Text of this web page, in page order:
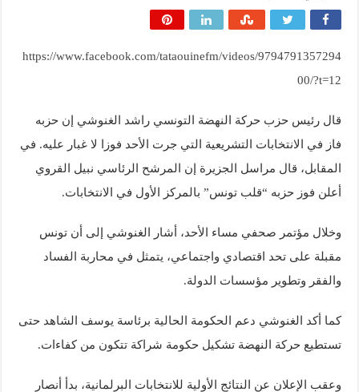
https://www.facebook.com/tataouinefm/videos/9794791357294
00/?t=12
قال رئيس حزب حركة النهضة التونسي راشد الغنوشي إن حزبه
فاز في الانتخابات التشريعية التي جرت الأحد فوزا لا غبار عليه. في
المقابل، قال مراسل الجزيرة إن المرشح الرئاسي نبيل القروي
أعلن فوز حزبه “قلب تونس” بالمركز الأول في الانتخابات.
وخلال مؤتمر صحفي مساء الأحد، أشار الغنوشي إلى أن تونس
مقبلة على تحد اقتصادي واجتماعي، يتمثل في محاربة الفساد
والفقر وتطوير مؤسسات الدولة.
كما أكد الغنوشي دعم الحكومة الحالية برئاسة يوسف الشاهد حتى
تستطيع حركة النهضة تشكيل حكومة شراكة تتكون من كفاءات.
وعقب الإعلان عن النتائج الأولية للانتخابات البرلمانية، بدأ أنصار